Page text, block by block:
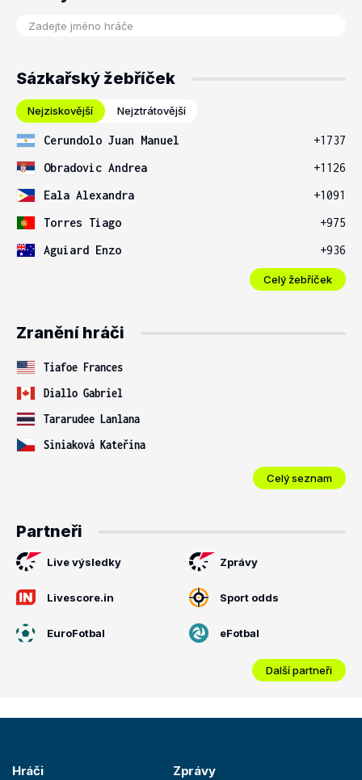
Sázkařský žebříček
Nejziskovější Nejztrátovější
Cerundolo Juan Manuel
+1737
Obradovic Andrea
+1126
Eala Alexandra
+1091
Torres Tiago
+975
Aguiard Enzo
+936
Celý žebříček
Zranění hráči
Tiafoe Frances
Diallo Gabriel
Tararudee Lanlana
Siniaková Kateřina
Celý seznam
Partneři
Live výsledky Zprávy
Livescore.in Sport odds
EuroFotbal eFotbal
Další partneři
Hráči Zprávy